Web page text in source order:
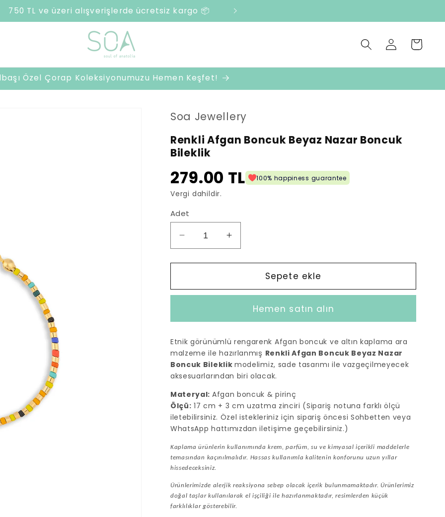
TL ve üzeri harcamalarda sürpriz hediye 🎁
Oturum
Sepet
Özel Çorap Koleksiyonumuzu Hemen Keşfet!
Soa Jewellery
Renkli Afgan Boncuk Beyaz Nazar Boncuk
Bileklik
279.00 TL 100% happiness guarantee
Vergi dahildir.
Adet
Renkli
Afgan
Boncuk
Nazar
için
azaltın
Renkli
Afgan
Boncuk
Nazar
Bileklik
için
artırın
Sepete ekle
Hemen satın alın
Etnik görünümlü rengarenk Afgan boncuk ve altın kaplama ara
malzeme ile hazırlanmış Renkli Afgan Boncuk Beyaz Nazar
Boncuk Bileklik modelimiz, sade tasarımı ile vazgeçilmeyecek
aksesuarlarından biri olacak.
Materyal: Afgan boncuk & pirinç
Ölçü: 17 cm + 3 cm uzatma zinciri (Sipariş notuna farklı ölçü
iletebilirsiniz. Özel istekleriniz için sipariş öncesi Sohbetten veya
WhatsApp hattımızdan iletişime geçebilirsiniz.)
Kaplama ürünlerin kullanımında krem, parfüm, su ve kimyasal içerikli maddelerle
temasından kaçınılmalıdır. Hassas kullanımla kalitenin konforunu uzun yıllar
hissedeceksiniz.
Ürünlerimizde alerjik reaksiyona sebep olacak içerik bulunmamaktadır. Ürünlerimiz
doğal taşlar kullanılarak el işçiliği ile hazırlanmaktadır, resimlerden küçük
farklılıklar gösterebilir.